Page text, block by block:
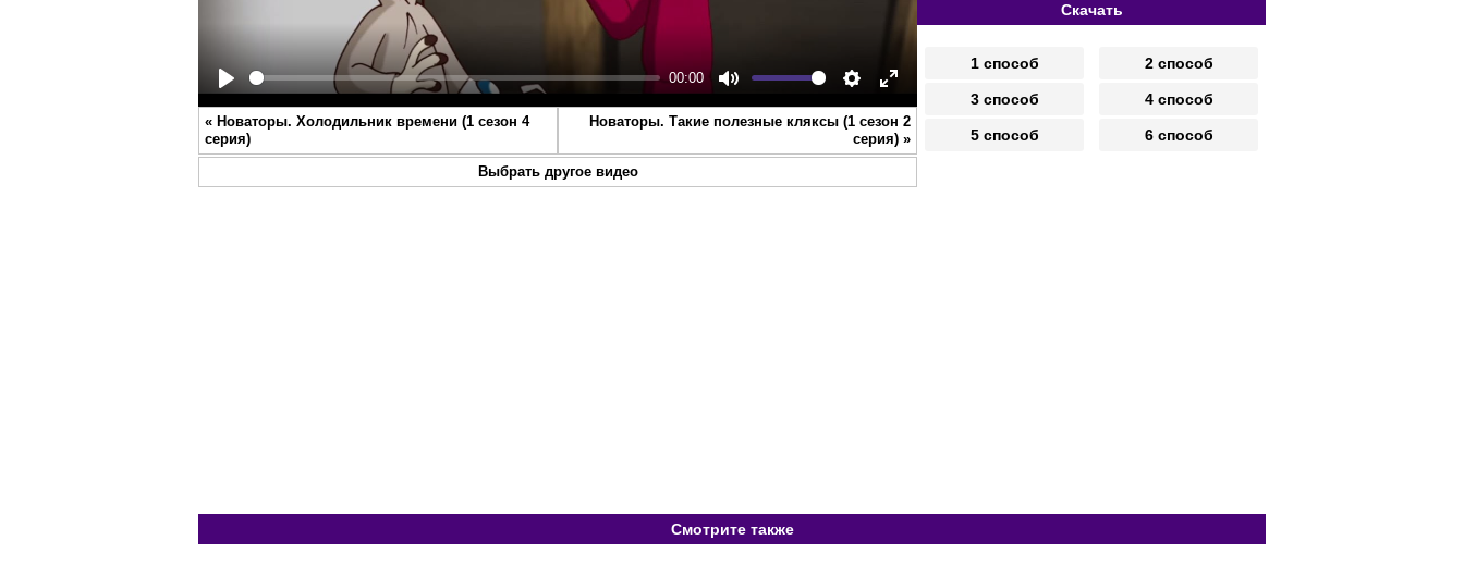
Play
00:00
Mute Settings
Enter
fullscreen
« Новаторы. Холодильник времени (1 сезон 4
серия)
Новаторы. Такие полезные кляксы (1 сезон 2
серия) »
Выбрать другое видео
Скачать
1 способ 2 способ
3 способ 4 способ
5 способ 6 способ
Смотрите также